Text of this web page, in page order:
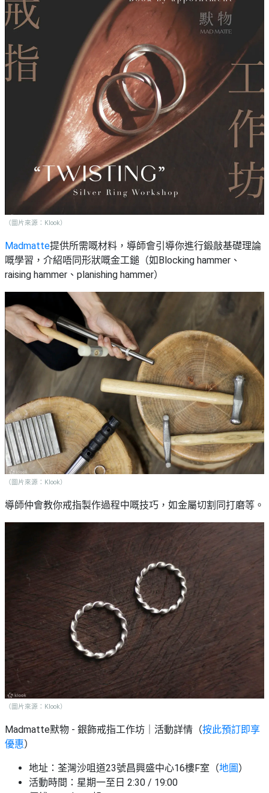
（圖片來源：Klook）
Madmatte提供所需嘅材料，導師會引導你進行鍛敲基礎理論
嘅學習，介紹唔同形狀嘅金工鎚（如Blocking hammer、
raising hammer、planishing hammer）
（圖片來源：Klook）
導師仲會教你戒指製作過程中嘅技巧，如金屬切割同打磨等。
（圖片來源：Klook）
Madmatte默物 - 銀飾戒指工作坊｜活動詳情（按此預訂即享
優惠）
地址：荃灣沙咀道23號昌興盛中心16樓F室（地圖）
活動時間： 星期一至日 2:30 / 19:00